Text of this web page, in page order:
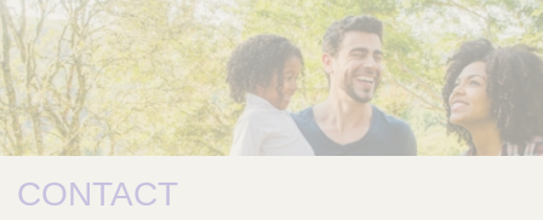
PRISE EN CHARGE
TROUBLES DE LA CONTINENCE
STOMATHÉRAPIE
CONTACT